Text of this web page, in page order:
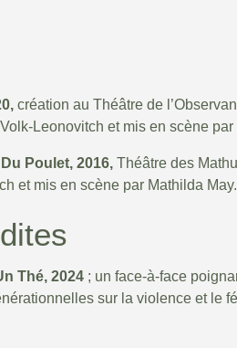
création au Théâtre de
Leonovitch et mis en scène
Poulet, 2016, Théâtre des
et mis en scène par Mathilda May.
Thé, 2024 ; un face-à-face
sur la violence et le